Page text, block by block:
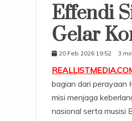
Effendi
Gelar
20 Feb 2026 19:52 3
bagian dari perayaan
misi menjaga
nasional serta musisi